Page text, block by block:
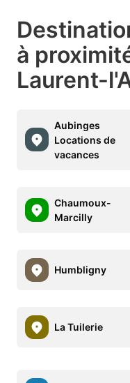
à
Laurent-
Aubinges
Locations de
vacances
Chaumoux-
Marcilly
Humbligny
La Tuilerie